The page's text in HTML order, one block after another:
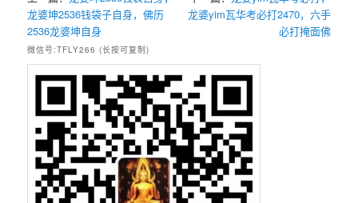
龙婆坤2536钱袋子自身，佛历
2536龙婆坤自身
龙婆yim瓦华考必打2470，六手
必打掩面佛
微信号:TFLY266 (长按可复制)